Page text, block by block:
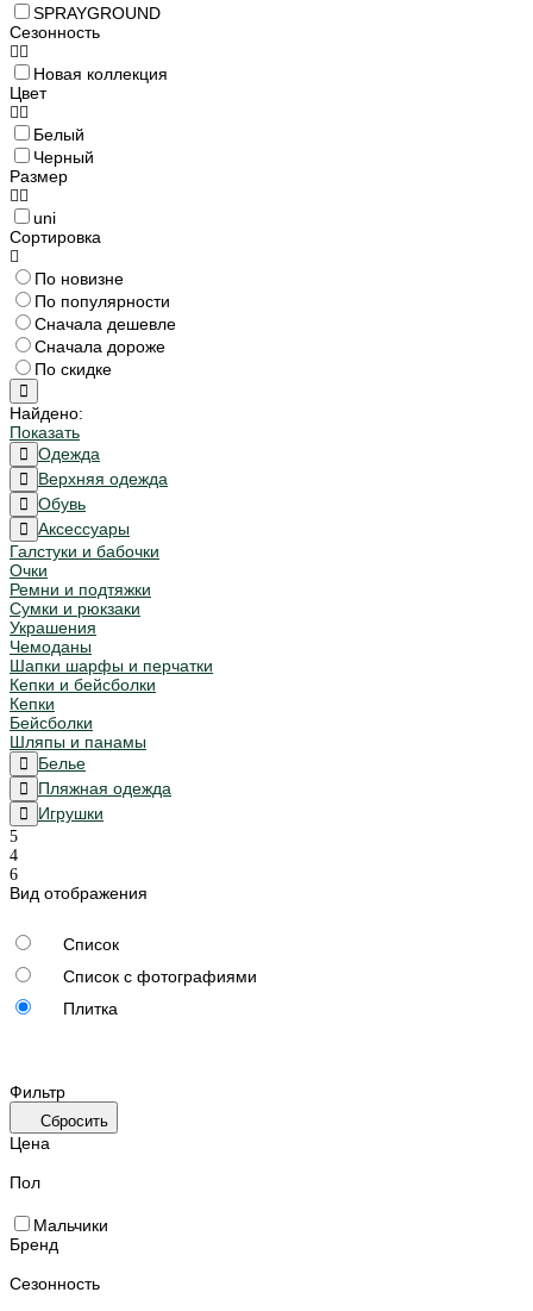
SPRAYGROUND
Сезонность
Новая коллекция
Цвет
Белый
Черный
Размер
uni
Сортировка
По новизне
По популярности
Сначала дешевле
Сначала дороже
По скидке
Найдено:
Показать
Одежда
Верхняя одежда
Обувь
Аксессуары
Галстуки и бабочки
Очки
Ремни и подтяжки
Сумки и рюкзаки
Украшения
Чемоданы
Шапки шарфы и перчатки
Кепки и бейсболки
Кепки
Бейсболки
Шляпы и панамы
Белье
Пляжная одежда
Игрушки
Вид отображения
Список
Список с фотографиями
Плитка
Фильтр
Сбросить
Цена
Пол
Мальчики
Бренд
Сезонность